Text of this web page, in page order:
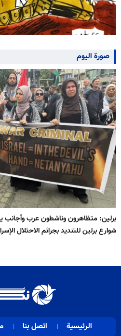
صورة اليوم
برلين: متظاهرون وناشطون عرب وأجانب
شوارع برلين للتنديد بجرائم الاحتلال
الرئيسية اتصل بنا